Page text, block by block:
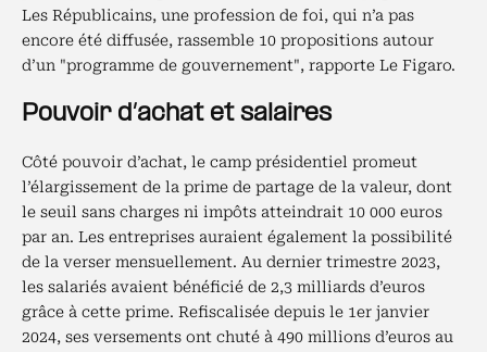
Les Républicains, une profession de foi, qui n’a pas
encore été diffusée, rassemble 10 propositions autour
d’un "programme de gouvernement", rapporte Le Figaro.
Pouvoir d’achat et salaires
Côté pouvoir d’achat, le camp présidentiel promeut
l’élargissement de la prime de partage de la valeur, dont
le seuil sans charges ni impôts atteindrait 10 000 euros
par an. Les entreprises auraient également la possibilité
de la verser mensuellement. Au dernier trimestre 2023,
les salariés avaient bénéficié de 2,3 milliards d’euros
grâce à cette prime. Refiscalisée depuis le 1er janvier
2024, ses versements ont chuté à 490 millions d’euros au